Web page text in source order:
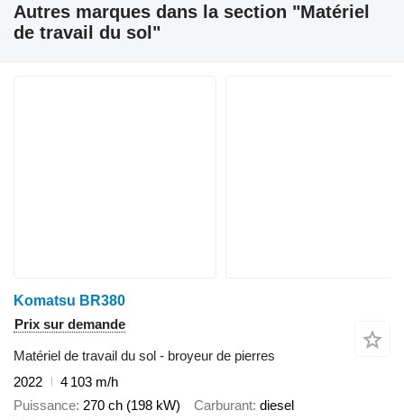
Autres marques dans la section "Matériel
de travail du sol"
Komatsu BR380
Prix sur demande
Matériel de travail du sol - broyeur de pierres
2022
4 103 m/h
Puissance 270 ch (198 kW) Carburant diesel